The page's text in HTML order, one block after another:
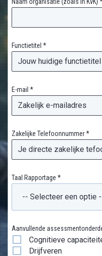
Functietitel *
E-mail *
Zakelijke Telefoonnummer *
Taal Rapportage *
Aanvullende
Cognitieve
Drijfveren